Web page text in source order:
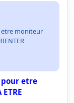
etre moniteur
pour etre